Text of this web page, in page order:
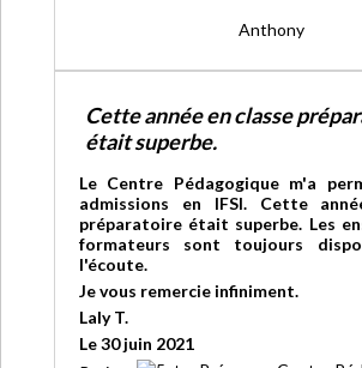
Anthony
Cette année en classe
était superbe.
Le Centre Pédagogique m'a
admissions en IFSI. Cette
préparatoire était superbe. Les
formateurs sont toujours
l'écoute.
Je vous remercie infiniment.
Laly T.
Le 30 juin 2021